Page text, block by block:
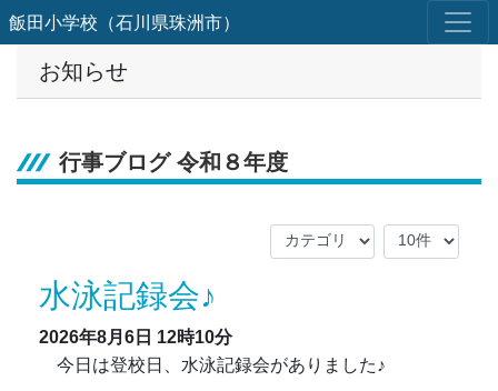
飯田小学校（石川県珠洲市）
お知らせ
行事ブログ 令和８年度
水泳記録会♪
2026年8月6日 12時10分
今日は登校日、水泳記録会がありました♪